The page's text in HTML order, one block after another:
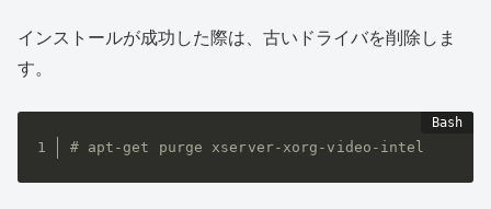
インストールが成功した際は、古いドライバを削除しま
す。
# apt-get purge xserver-xorg-video-intel